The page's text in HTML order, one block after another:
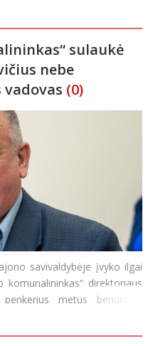
aikštelių, kurioms pr
sulaukė
nebe
(0)
savivaldybėje įvyko ilgai
komunalininkas“ direktoriaus
metus bendrovei
jos vairą laikęs Vidmantas